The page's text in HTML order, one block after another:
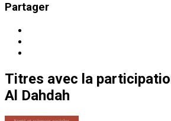
Partager
Titres avec la
Al Dahdah